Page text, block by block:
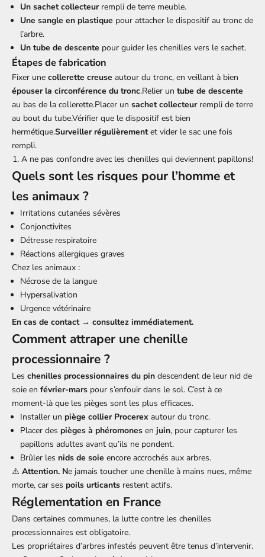
Un sachet collecteurrempli de terre meuble.
Une sangle en plastique pour attacher le dispositif au tronc de
l’arbre.
Un tube de descente pour guider les chenilles vers le sachet.
Étapes de fabrication
Fixer une collerette creuse autour du tronc, en veillant à bien
épouser la circonférence du tronc.Relier un tube de descente
au bas de la collerette.Placer un sachet collecteurrempli de terre
au bout du tube.Vérifier que le dispositif est bien
hermétique.Surveiller régulièrementet vider le sac une fois
rempli.
A ne pas confondre avec les chenilles qui deviennent papillons!
Quels sont les risques pour l’homme et
les animaux ?
Irritations cutanées sévères
Conjonctivites
Détresse respiratoire
Réactions allergiques graves
Chez les animaux :
Nécrose de la langue
Hypersalivation
Urgence vétérinaire
En cas de contact → consultez immédiatement.
Comment attraper une chenille
processionnaire ?
Les chenilles processionnaires du pin descendent de leur nid de
soie en février-mars pour s’enfouir dans le sol. C’est à ce
moment-là que les pièges sont les plus efficaces.
Installer un piège collier Procerex autour du tronc.
Placer des pièges à phéromones en juin, pour capturer les
papillons adultes avant qu’ils ne pondent.
Brûler les nids de soie encore accrochés aux arbres.
⚠️ Attention. Ne jamais toucher une chenille à mains nues, même
morte, car ses poils urticants restent actifs.
Réglementation en France
Dans certaines communes, la lutte contre les chenilles
processionnaires est obligatoire.
Les propriétaires d’arbres infestés peuvent être tenus d’intervenir.